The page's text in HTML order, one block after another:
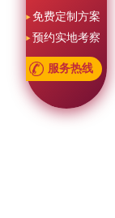
免费定制方案
预约实地考察
服务热线